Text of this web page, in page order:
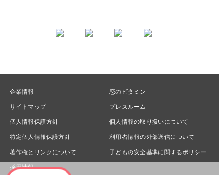
企業情報 恋のビタミン
サイトマップ プレスルーム
個人情報保護方針 個人情報の取り扱いについて
特定個人情報保護方針 利用者情報の外部送信について
著作権とリンクについて 子どもの安全基準に関するポリシー
採用情報